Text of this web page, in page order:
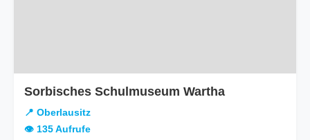
Sorbisches Schulmuseum Wartha
📍 Oberlausitz
👁️ 135 Aufrufe